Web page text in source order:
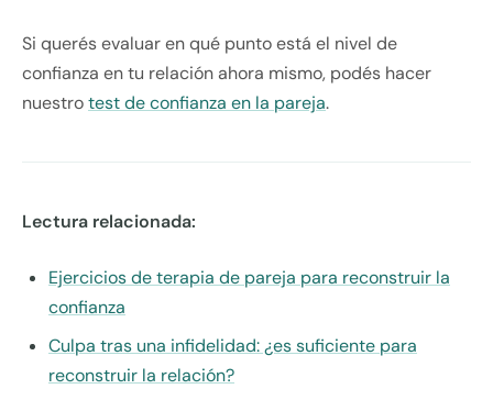
Si querés evaluar en qué punto está el nivel de
confianza en tu relación ahora mismo, podés hacer
nuestrotest de confianza en la pareja.
Lectura relacionada:
Ejercicios de terapia de pareja para reconstruir la
confianza
Culpa tras una infidelidad: ¿es suficiente para
reconstruir la relación?